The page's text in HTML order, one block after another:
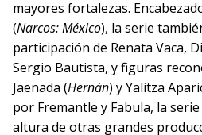
mayores fortalezas.
(Narcos: México), la serie
participación de Renata Vaca,
Sergio Bautista, y figuras
Jaenada (Hernán) y Yalitza
por Fremantle y Fabula, la
altura de otras grandes